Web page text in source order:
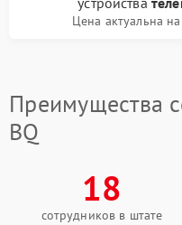
Цена актуальна
Преимущества
BQ
18
сотрудников в штате